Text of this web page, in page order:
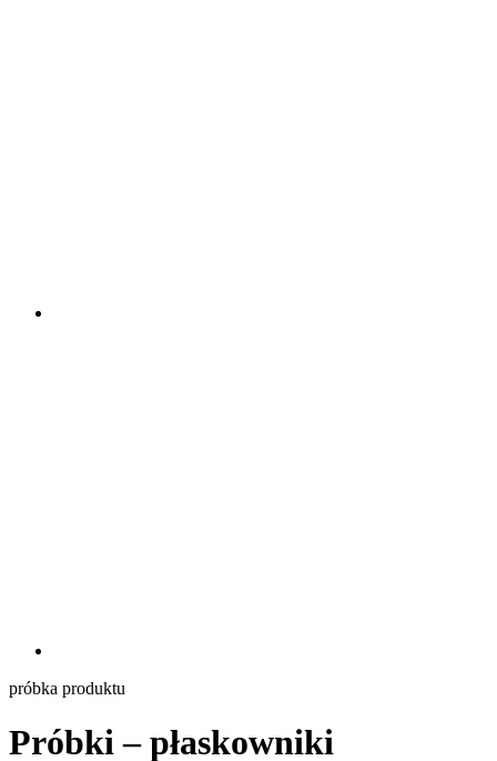
próbka produktu
Próbki – płaskowniki